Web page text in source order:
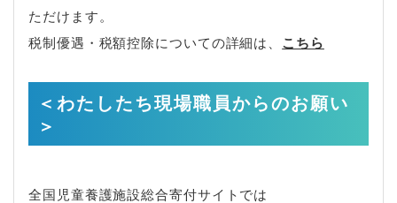
ただけます。
税制優遇・税額控除についての詳細は、 こちら
＜わたしたち現場職員からのお願い
＞
全国児童養護施設総合寄付サイトでは